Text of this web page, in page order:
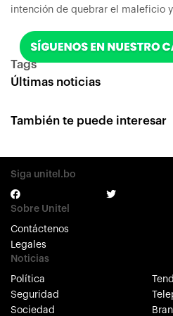
intención de quebrar el maleficio
Tags
Últimas noticias
También te puede interesar
Siga unitel.bo
Sobre Unitel
Contáctenos
Legales
Noticias
Política
Seguridad
Sociedad